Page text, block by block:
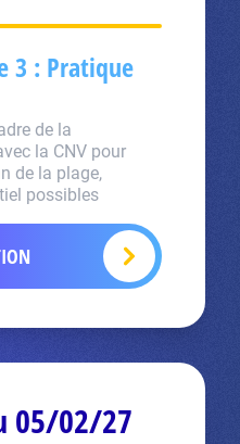
3 : Pratique
de la
la CNV pour
de la plage,
possibles
05/02/27